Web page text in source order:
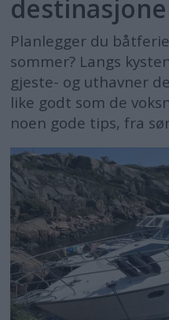
Planlegger du
sommer? Langs
gjeste- og uthavner
like godt som de
noen gode tips, fra